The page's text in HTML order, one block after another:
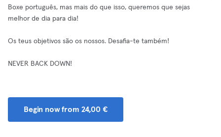
Boxe português, mas mais do que isso, queremos que sejas
melhor de dia para dia!
Os teus objetivos são os nossos. Desafia-te também!
NEVER BACK DOWN!
Begin now from 24,00 €